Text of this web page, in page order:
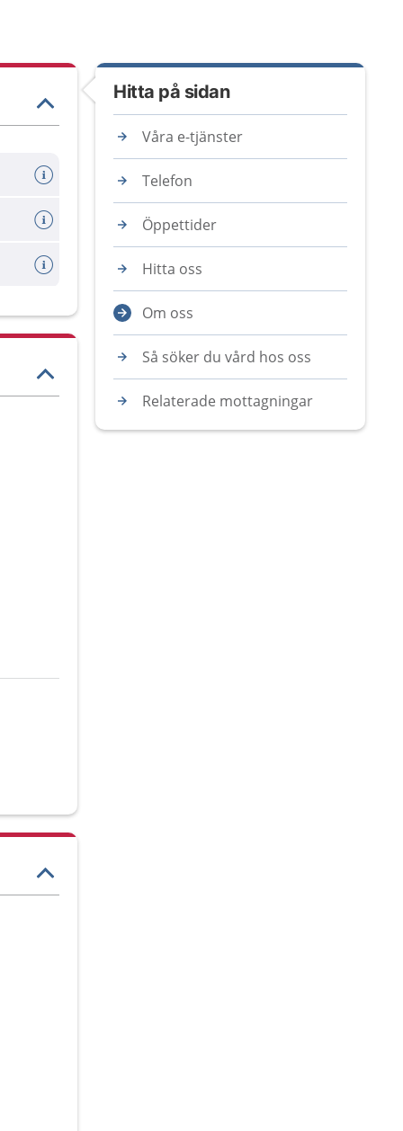
Hitta på sidan
Våra e-tjänster
Telefon
Öppettider
Hitta oss
Om oss
Så söker du vård hos oss
Relaterade mottagningar